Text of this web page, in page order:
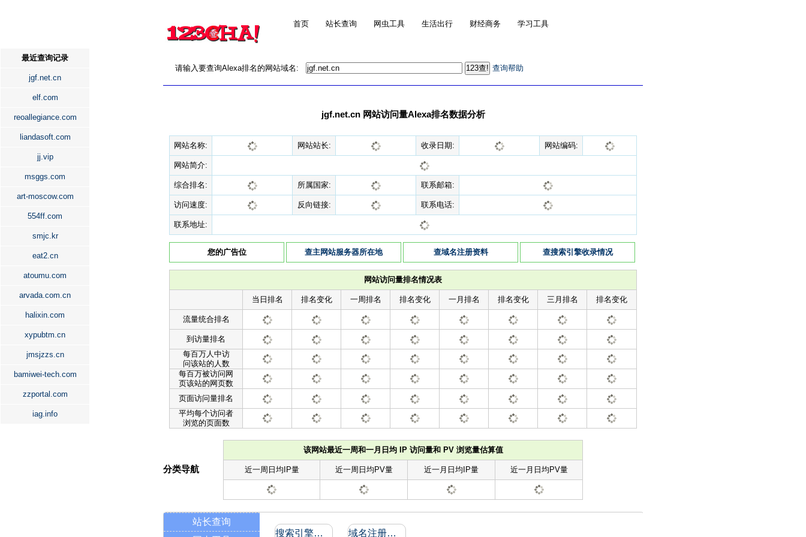
首页 站长查询 网虫工具 生活出行 财经商务 学习工具
最近查询记录
jgf.net.cn
elf.com
reoallegiance.com
liandasoft.com
jj.vip
msggs.com
art-moscow.com
554ff.com
smjc.kr
eat2.cn
atoumu.com
arvada.com.cn
halixin.com
xypubtm.cn
jmsjzzs.cn
bamiwei-tech.com
zzportal.com
iag.info
请输入要查询Alexa排名的网站域名: 查询帮助
jgf.net.cn 网站访问量Alexa排名数据分析
网站名称: 网站站长: 收录日期: 网站编码:
网站简介:
综合排名: 所属国家: 联系邮箱:
访问速度: 反向链接: 联系电话:
联系地址:
您的广告位 查主网站服务器所在地 查域名注册资料 查搜索引擎收录情况
网站访问量排名情况表
当日排名 排名变化 一周排名 排名变化 一月排名 排名变化 三月排名 排名变化
流量统合排名
到访量排名
每百万人中访
问该站的人数
每百万被访问网
页该站的网页数
页面访问量排名
平均每个访问者
浏览的页面数
该网站最近一周和一月日均 IP 访问量和 PV 浏览量估算值
近一周日均IP量 近一周日均PV量 近一月日均IP量 近一月日均PV量
分类导航
站长查询
搜索引擎收录和反向链接 域名注册信息